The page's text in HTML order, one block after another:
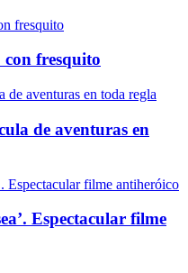
con fresquito
de aventuras en
Espectacular filme